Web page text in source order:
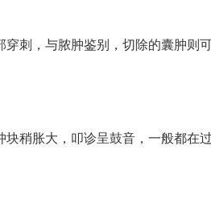
刺，与脓肿鉴别，切除的囊肿则可
稍胀大，叩诊呈鼓音，一般都在